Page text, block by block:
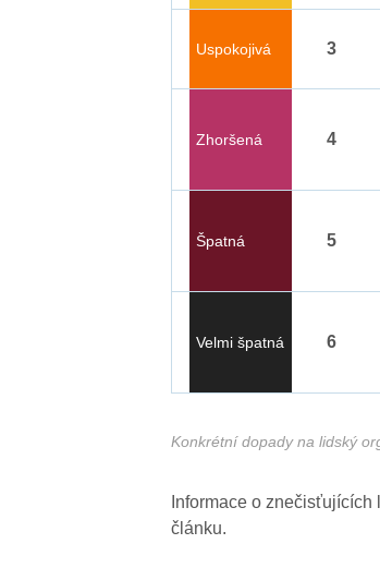
Uspokojivá 3
Zhoršená 4
Špatná 5
Velmi špatná 6
Konkrétní dopady na lidský
Informace o
článku.